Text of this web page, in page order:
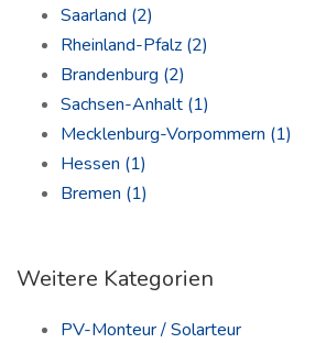
Saarland (2)
Rheinland-Pfalz (2)
Brandenburg (2)
Sachsen-Anhalt (1)
Mecklenburg-Vorpommern (1)
Hessen (1)
Bremen (1)
Weitere Kategorien
PV-Monteur / Solarteur